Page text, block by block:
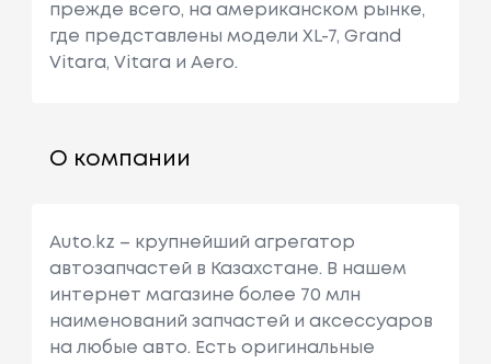
прежде всего, на американском рынке,
где представлены модели XL-7, Grand
Vitara, Vitara и Aero.
О компании
Auto.kz – крупнейший агрегатор
автозапчастей в Казахстане. В нашем
интернет магазине более 70 млн
наименований запчастей и аксессуаров
на любые авто. Есть оригинальные